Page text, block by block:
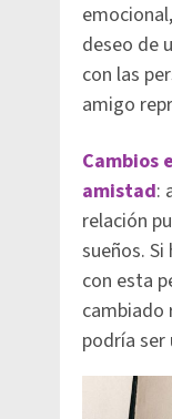
deseo de
con las
amigo
Cambios
amistad:
relación
sueños.
con esta
cambiado
podría ser